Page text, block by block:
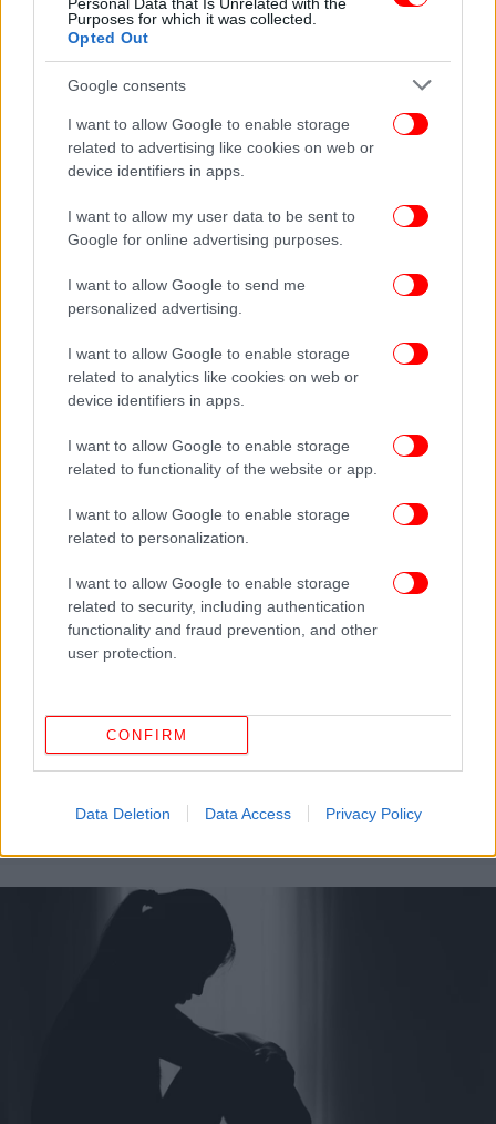
Purposes for which it was collected.
Opted Out
Google consents
I want to allow Google to enable storage
related to advertising like cookies on web or
device identifiers in apps.
I want to allow my user data to be sent to
Google for online advertising purposes.
I want to allow Google to send me
personalized advertising.
I want to allow Google to enable storage
related to analytics like cookies on web or
device identifiers in apps.
I want to allow Google to enable storage
related to functionality of the website or app.
I want to allow Google to enable storage
related to personalization.
I want to allow Google to enable storage
related to security, including authentication
functionality and fraud prevention, and other
user protection.
CONFIRM
Data Deletion Data Access Privacy Policy
Πάτρα: Στον ανακριτή σήμερα ο 32χρονος που
κατηγορείται για βιασμό 16χρονης με αναπηρία
08/05/2025 09:09
Πάτρα: Στον ανακριτή σήμερα ο 32χρονος που
αναπηρία